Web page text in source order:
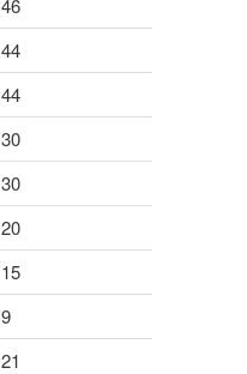
46
44
44
30
30
20
15
9
21